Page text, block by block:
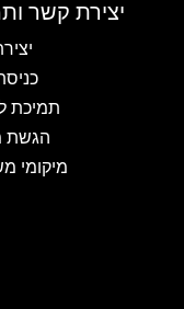
יצירת קשר
תמיכת
הגשת
מיקומי